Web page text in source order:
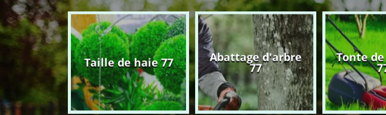
Taille de haie 77 Abattage d'arbre
77
Tonte